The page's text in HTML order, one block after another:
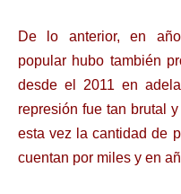
De lo anterior, en
popular hubo también
desde el 2011 en
represión fue tan brutal
esta vez la cantidad de
cuentan por miles y en